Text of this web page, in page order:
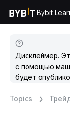
Bybit
Дисклеймер.
с помощью
будет
Topics